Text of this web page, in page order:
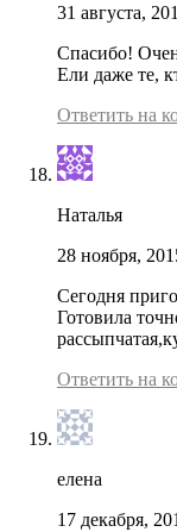
31 августа,
Спасибо!
Ели даже те,
Ответить на
Наталья
28 ноября,
Сегодня
Готовила
Ответить на
елена
17 декабря,